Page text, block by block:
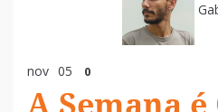
nov 05 0